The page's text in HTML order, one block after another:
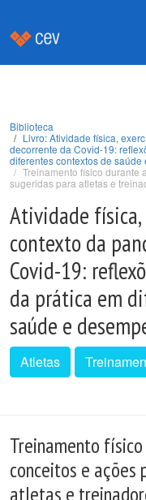
Biblioteca
Livro: Atividade física,
decorrente da Covid-19:
diferentes contextos de
Treinamento físico durante
sugeridas para atletas e
Atividade
contexto da
Covid-19:
da prática em
saúde e
Atletas
Treinamento
conceitos e ações
atletas e